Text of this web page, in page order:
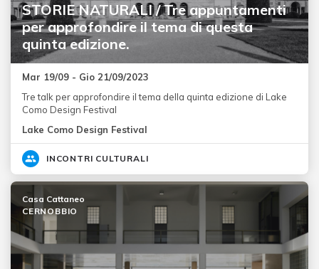
STORIE NATURALI / Tre appuntamenti
per approfondire il tema di questa
quinta edizione.
Mar 19/09 - Gio 21/09/2023
Tre talk per approfondire il tema della quinta edizione di Lake
Como Design Festival
Lake Como Design Festival
INCONTRI CULTURALI
Casa Cattaneo
CERNOBBIO